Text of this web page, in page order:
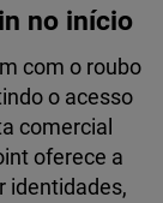
no início
com o roubo
o acesso
comercial
oferece a
identidades,